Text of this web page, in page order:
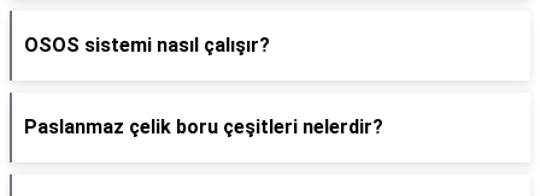
OSOS sistemi nasıl çalışır?
Paslanmaz çelik boru çeşitleri nelerdir?